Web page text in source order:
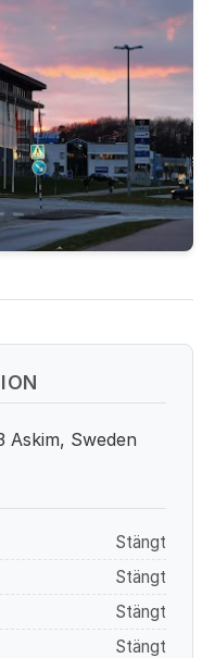
Askim, Sweden
Stängt
Stängt
Stängt
Stängt